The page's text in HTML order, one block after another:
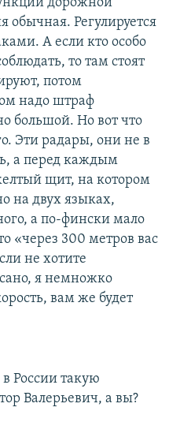
обычная. Регулируется
А если кто особо
то там стоят
потом
надо штраф
большой. Но вот что
Эти радары, они не в
а перед каждым
щит, на котором
на двух языках,
а по-фински мало
«через 300 метров вас
не хотите
я немножко
вам же будет
России такую
Валерьевич, а вы?